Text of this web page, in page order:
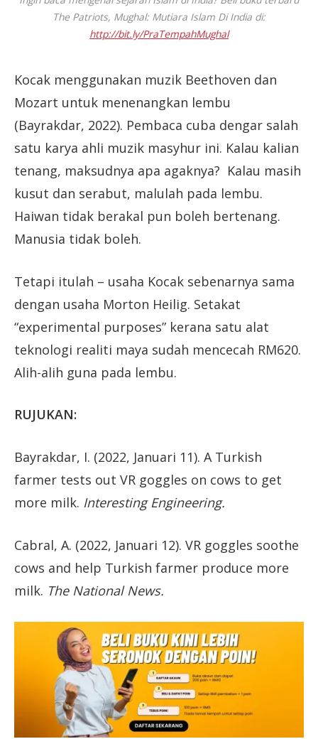
The Patriots, Mughal: Mutiara Islam Di India di:
http://bit.ly/PraTempahMughal
Kocak menggunakan muzik Beethoven dan
Mozart untuk menenangkan lembu
(Bayrakdar, 2022). Pembaca cuba dengar salah
satu karya ahli muzik masyhur ini. Kalau kalian
tenang, maksudnya apa agaknya? Kalau masih
kusut dan serabut, malulah pada lembu.
Haiwan tidak berakal pun boleh bertenang.
Manusia tidak boleh.
Tetapi itulah – usaha Kocak sebenarnya sama
dengan usaha Morton Heilig. Setakat
“experimental purposes” kerana satu alat
teknologi realiti maya sudah mencecah RM620.
Alih-alih guna pada lembu.
RUJUKAN:
Bayrakdar, I. (2022, Januari 11). A Turkish
farmer tests out VR goggles on cows to get
more milk. Interesting Engineering.
Cabral, A. (2022, Januari 12). VR goggles soothe
cows and help Turkish farmer produce more
milk. The National News.